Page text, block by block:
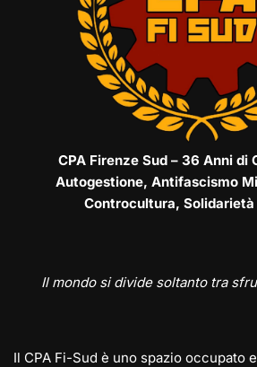
CPA Firenze Sud – 36 Anni di
Autogestione, Antifascismo
Controcultura, Solidarietà
Il mondo si divide soltanto tra
Il CPA Fi-Sud è uno spazio occupato